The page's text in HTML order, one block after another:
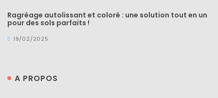
(43)
Coups
(9)
Ragréage autolissant et coloré : une solution tout en un
pour des sols parfaits !
19/02/2025
A PROPOS